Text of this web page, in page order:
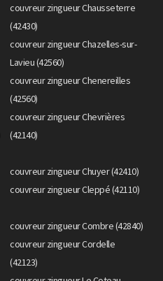
couvreur zingueur Chausseterre
(42430)
couvreur zingueur Chazelles-sur-
Lavieu (42560)
couvreur zingueur Chenereilles
(42560)
couvreur zingueur Chevrières
(42140)
couvreur zingueur Chuyer (42410)
couvreur zingueur Cleppé (42110)
couvreur zingueur Combre (42840)
couvreur zingueur Cordelle
(42123)